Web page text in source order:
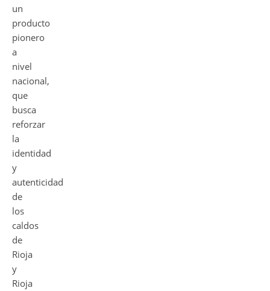
un
producto
pionero
a
nivel
nacional,
que
busca
reforzar
la
identidad
y
autenticidad
de
los
caldos
de
Rioja
y
Rioja